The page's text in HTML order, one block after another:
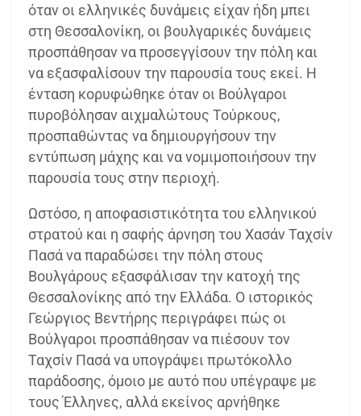
όταν οι ελληνικές δυνάμεις είχαν ήδη μπει
στη Θεσσαλονίκη, οι βουλγαρικές δυνάμεις
προσπάθησαν να προσεγγίσουν την πόλη και
να εξασφαλίσουν την παρουσία τους εκεί. Η
ένταση κορυφώθηκε όταν οι Βούλγαροι
πυροβόλησαν αιχμαλώτους Τούρκους,
προσπαθώντας να δημιουργήσουν την
εντύπωση μάχης και να νομιμοποιήσουν την
παρουσία τους στην περιοχή.
Ωστόσο, η αποφασιστικότητα του ελληνικού
στρατού και η σαφής άρνηση του Χασάν Ταχσίν
Πασά να παραδώσει την πόλη στους
Βουλγάρους εξασφάλισαν την κατοχή της
Θεσσαλονίκης από την Ελλάδα. Ο ιστορικός
Γεώργιος Βεντήρης περιγράφει πώς οι
Βούλγαροι προσπάθησαν να πιέσουν τον
Ταχσίν Πασά να υπογράψει πρωτόκολλο
παράδοσης, όμοιο με αυτό που υπέγραψε με
τους Έλληνες, αλλά εκείνος αρνήθηκε